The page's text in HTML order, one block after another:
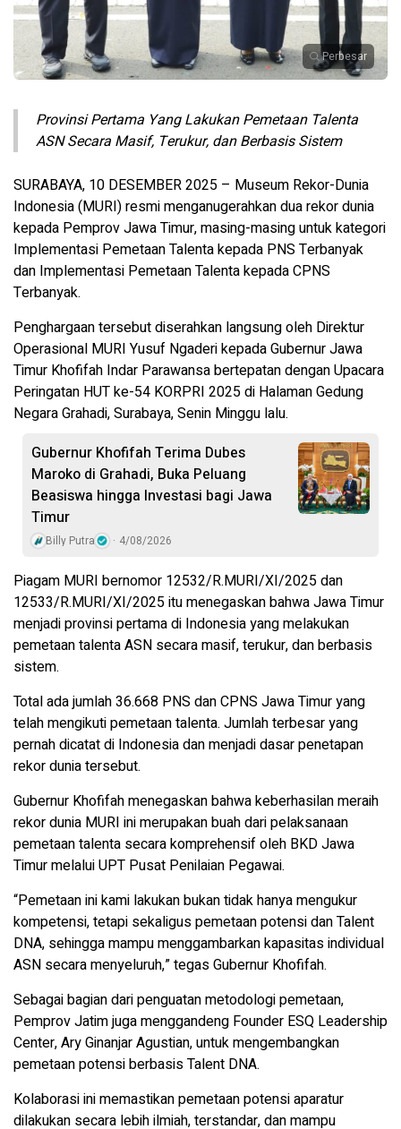
Perbesar
Provinsi Pertama Yang Lakukan Pemetaan Talenta
ASN Secara Masif, Terukur, dan Berbasis Sistem
SURABAYA, 10 DESEMBER 2025 – Museum Rekor-Dunia
Indonesia (MURI) resmi menganugerahkan dua rekor dunia
kepada Pemprov Jawa Timur, masing-masing untuk kategori
Implementasi Pemetaan Talenta kepada PNS Terbanyak
dan Implementasi Pemetaan Talenta kepada CPNS
Terbanyak.
Penghargaan tersebut diserahkan langsung oleh Direktur
Operasional MURI Yusuf Ngaderi kepada Gubernur Jawa
Timur Khofifah Indar Parawansa bertepatan dengan Upacara
Peringatan HUT ke-54 KORPRI 2025 di Halaman Gedung
Negara Grahadi, Surabaya, Senin Minggu lalu.
Gubernur Khofifah Terima Dubes
Maroko di Grahadi, Buka Peluang
Beasiswa hingga Investasi bagi Jawa
Timur
Billy Putra 4/08/2026
Piagam MURI bernomor 12532/R.MURI/XI/2025 dan
12533/R.MURI/XI/2025 itu menegaskan bahwa Jawa Timur
menjadi provinsi pertama di Indonesia yang melakukan
pemetaan talenta ASN secara masif, terukur, dan berbasis
sistem.
Total ada jumlah 36.668 PNS dan CPNS Jawa Timur yang
telah mengikuti pemetaan talenta. Jumlah terbesar yang
pernah dicatat di Indonesia dan menjadi dasar penetapan
rekor dunia tersebut.
Gubernur Khofifah menegaskan bahwa keberhasilan meraih
rekor dunia MURI ini merupakan buah dari pelaksanaan
pemetaan talenta secara komprehensif oleh BKD Jawa
Timur melalui UPT Pusat Penilaian Pegawai.
“Pemetaan ini kami lakukan bukan tidak hanya mengukur
kompetensi, tetapi sekaligus pemetaan potensi dan Talent
DNA, sehingga mampu menggambarkan kapasitas individual
ASN secara menyeluruh,” tegas Gubernur Khofifah.
Sebagai bagian dari penguatan metodologi pemetaan,
Pemprov Jatim juga menggandeng Founder ESQ Leadership
Center, Ary Ginanjar Agustian, untuk mengembangkan
pemetaan potensi berbasis Talent DNA.
Kolaborasi ini memastikan pemetaan potensi aparatur
dilakukan secara lebih ilmiah, terstandar, dan mampu